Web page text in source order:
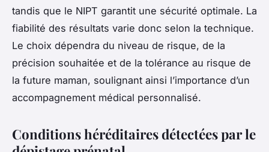
tandis que le NIPT garantit une sécurité optimale. La
fiabilité des résultats varie donc selon la technique.
Le choix dépendra du niveau de risque, de la
précision souhaitée et de la tolérance au risque de
la future maman, soulignant ainsi l’importance d’un
accompagnement médical personnalisé.
Conditions héréditaires détectées par le